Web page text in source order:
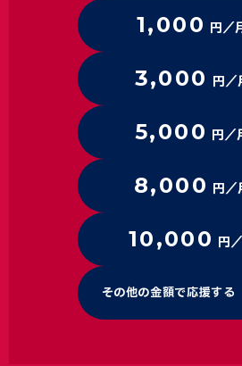
1,000 円／
3,000 円／
5,000 円／
8,000 円／
10,000 円
その他の金額で応援する